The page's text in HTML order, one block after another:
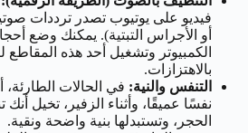
فيديو على يوتيوب تصدر ترددات
أو الأجراس التبتية). يمكنك وضع
الكمبيوتر وتشغيل أحد هذه المقاطع
بالاهتزازات.
التنفس والنية: في الحالات
نفسًا عميقًا، وأثناء الزفير، تخيل
الحجر، وتستبدلها بنية واضحة ونقية.